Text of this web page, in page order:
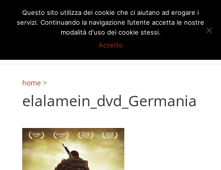
home>
elalamein_dvd_Germania
Questo sito utilizza dei cookie che ci aiutano ad erogare i
servizi. Continuando la navigazione l’utente accetta le nostre
modalità d'uso dei cookie stessi.
Accetto